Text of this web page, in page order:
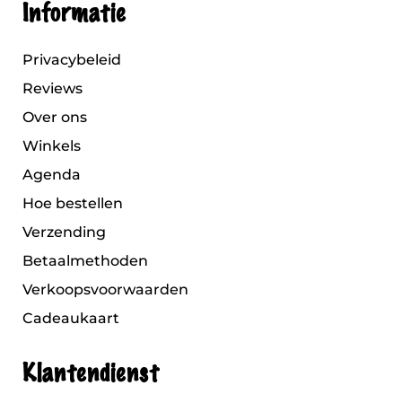
Informatie
Privacybeleid
Reviews
Over ons
Winkels
Agenda
Hoe bestellen
Verzending
Betaalmethoden
Verkoopsvoorwaarden
Cadeaukaart
Klantendienst